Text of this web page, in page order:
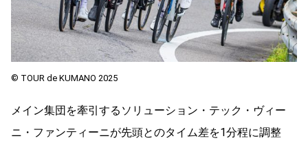
© TOUR de KUMANO 2025
メイン集団を牽引するソリューション・テック・ヴィー
ニ・ファンティーニが先頭とのタイム差を1分程に調整